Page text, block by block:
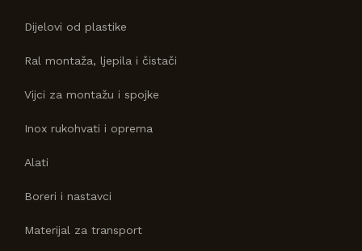
Dijelovi od plastike
Ral montaža, ljepila i čistači
Vijci za montažu i spojke
Inox rukohvati i oprema
Alati
Boreri i nastavci
Materijal za transport